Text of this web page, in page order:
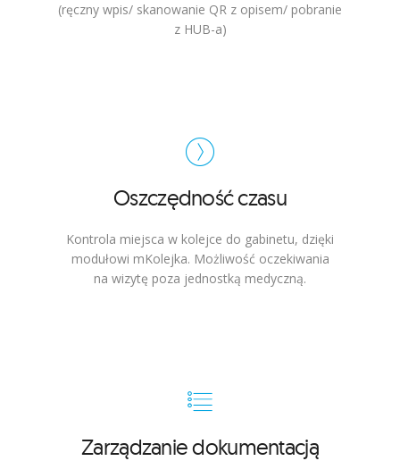
(ręczny wpis/ skanowanie QR z opisem/ pobranie
z HUB-a)
Oszczędność czasu
Kontrola miejsca w kolejce do gabinetu, dzięki
modułowi mKolejka. Możliwość oczekiwania
na wizytę poza jednostką medyczną.
Zarządzanie dokumentacją